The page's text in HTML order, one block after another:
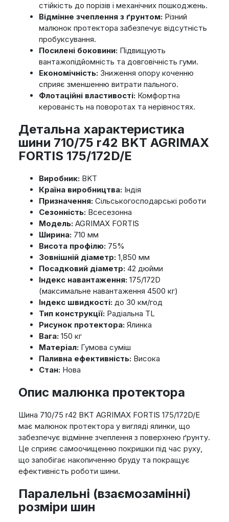
стійкість до порізів і механічних пошкоджень.
Відмінне зчеплення з ґрунтом:Різний
малюнок протектора забезпечує відсутність
пробуксування.
Посилені боковини:Підвищують
вантажопідйомність та довговічність гуми.
Економічність:Зниження опору коченню
сприяє зменшенню витрати пального.
Флотаційні властивості:Комфортна
керованість на поворотах та нерівностях.
Детальна характеристика
шини 710/75 r42 BKT AGRIMAX
FORTIS 175/172D/E
Виробник:BKT
Країна виробництва:Індія
Призначення:Сільськогосподарські роботи
Сезонність:Всесезонна
Модель:AGRIMAX FORTIS
Ширина:710 мм
Висота профілю:75%
Зовнішній діаметр:1,850 мм
Посадковий діаметр:42 дюйми
Індекс навантаження:175/172D
(максимальне навантаження 4500 кг)
Індекс швидкості:до 30 км/год
Тип конструкції:Радіальна TL
Рисунок протектора:Ялинка
Вага:150 кг
Матеріал:Гумова суміш
Паливна ефективність:Висока
Стан:Нова
Опис малюнка протектора
Шина 710/75 r42 BKT AGRIMAX FORTIS 175/172D/E
має малюнок протектора у вигляді ялинки, що
забезпечує відмінне зчеплення з поверхнею ґрунту.
Це сприяє самоочищенню покришки під час руху,
що запобігає накопиченню бруду та покращує
ефективність роботи шини.
Паралельні (взаємозамінні)
розміри шин